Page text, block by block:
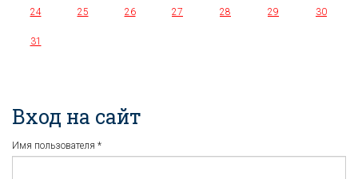
24 25 26 27 28 29 30
31
Вход на сайт
Имя пользователя *